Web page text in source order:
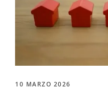
10 MARZO 2026